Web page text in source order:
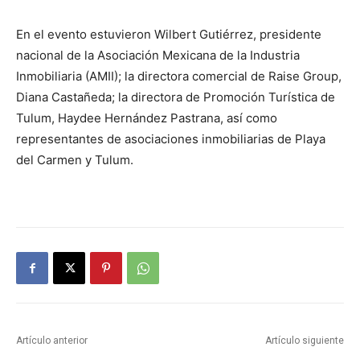
En el evento estuvieron Wilbert Gutiérrez, presidente
nacional de la Asociación Mexicana de la Industria
Inmobiliaria (AMII); la directora comercial de Raise Group,
Diana Castañeda; la directora de Promoción Turística de
Tulum, Haydee Hernández Pastrana, así como
representantes de asociaciones inmobiliarias de Playa
del Carmen y Tulum.
Artículo anterior Artículo siguiente